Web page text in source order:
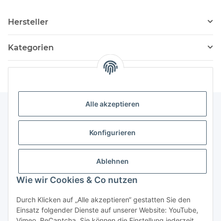
Alle akzeptieren
Konfigurieren
Ablehnen
Wie wir Cookies & Co nutzen
Durch Klicken auf „Alle akzeptieren“ gestatten Sie den
Einsatz folgender Dienste auf unserer Website: YouTube,
Hersteller
Kategorien
Vertrag widerrufen